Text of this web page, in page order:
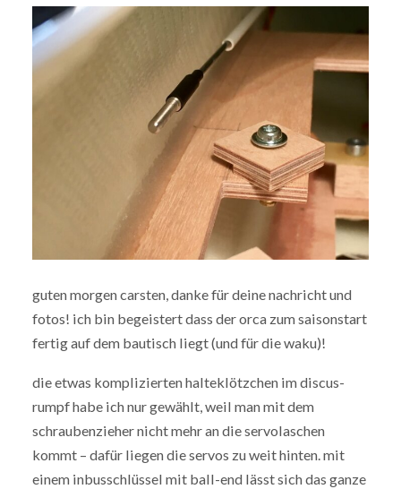
guten morgen carsten, danke für deine nachricht und
fotos! ich bin begeistert dass der orca zum saisonstart
fertig auf dem bautisch liegt (und für die waku)!
die etwas komplizierten halteklötzchen im discus-
rumpf habe ich nur gewählt, weil man mit dem
schraubenzieher nicht mehr an die servolaschen
kommt – dafür liegen die servos zu weit hinten. mit
einem inbusschlüssel mit ball-end lässt sich das ganze